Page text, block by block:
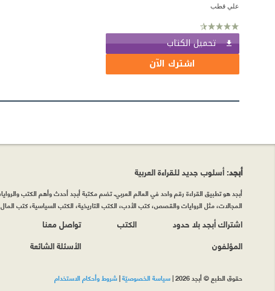
علي قطب
تحميل الكتاب
اشترك الآن
أبجد: أسلوب جديد للقراءة العربية
أبجد هو تطبيق القراءة رقم واحد في العالم العربي. تضم مكتبة أبجد أحدث وأهم الكتب
المجالات، مثل الروايات والقصص، كتب الأدب، الكتب التاريخية، الكتب السياسية، كتب
اشتراك أبجد بلا حدود
المؤلفون
الكتب
تواصل معنا
الأسئلة الشائعة
حقوق الطبع © أبجد 2026 |سياسة الخصوصيّة|شروط وأحكام الاستخدام